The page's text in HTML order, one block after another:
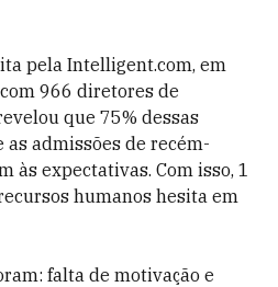
pela Intelligent.com, em
966 diretores de
que 75% dessas
admissões de recém-
às expectativas. Com isso, 1
humanos hesita em
falta de motivação e